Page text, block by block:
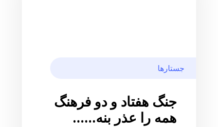
جستارها
جنگ هفتاد و دو فرهنگ
همه را عذر بنه……